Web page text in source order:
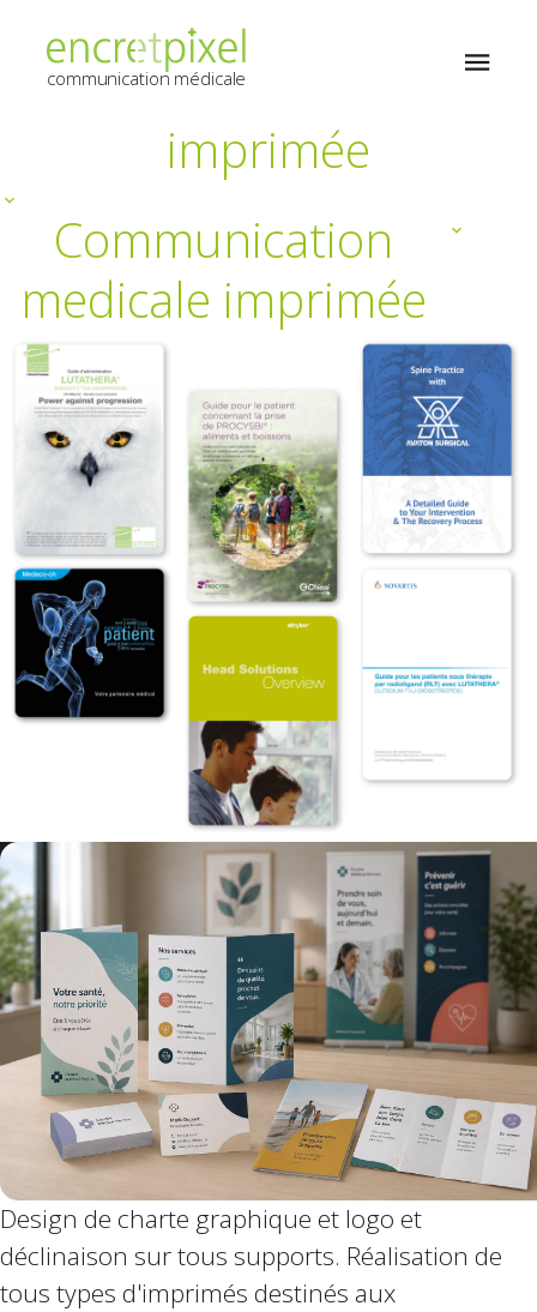
communication médicale
Communication
medicale
imprimée
Communication
medicale imprimée
Design de charte graphique et logo et
déclinaison sur tous supports. Réalisation de
tous types d'imprimés destinés aux